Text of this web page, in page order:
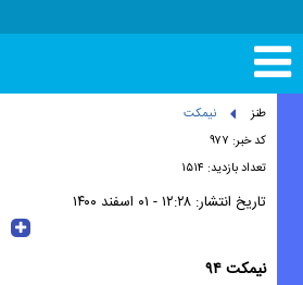
تغییر
وضعیت
منوی
سرویس
طنز
نیمکت
کد خبر: ۹۷۷
تعداد بازدید: ۱۵۱۴
تاریخ انتشار: ۱۲:۲۸ - ۰۱ اسفند ۱۴۰۰
نیمکت ۹۴